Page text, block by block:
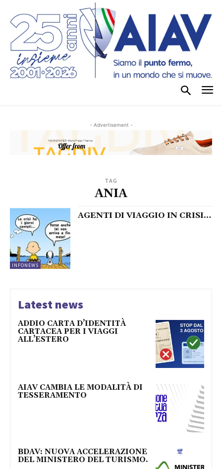
- Advertisement -
TAG
ANIA
INFONEWS
AGENTI DI VIAGGIO IN CRISI…
Latest news
ADDIO CARTA D’IDENTITÀ
CARTACEA PER I VIAGGI
ALL’ESTERO
AIAV CAMBIA LE MODALITÀ DI
TESSERAMENTO
BDAV: NUOVA ACCELERAZIONE
DEL MINISTERO DEL TURISMO.